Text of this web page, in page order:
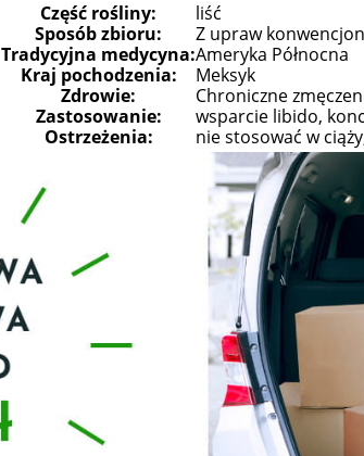
Część rośliny:
liść
Sposób zbioru:
Z upraw
Tradycyjna medycyna:Ameryka Północna
Kraj pochodzenia:
Meksyk
Zdrowie:
Chroniczne
Zastosowanie:
wsparcie libido,
Ostrzeżenia:
nie stosować w